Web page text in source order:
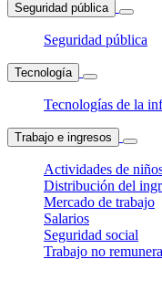
Seguridad pública
Seguridad pública
Tecnología
Tecnologías de la
Trabajo e ingresos
Actividades de
Distribución del
Mercado de trabajo
Salarios
Seguridad social
Trabajo no